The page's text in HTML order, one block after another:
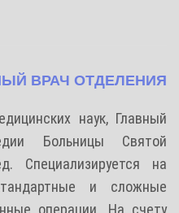
ВРАЧ ОТДЕЛЕНИЯ
наук, Главный
Больницы Святой
Специализируется на
и сложные
операции. На счету